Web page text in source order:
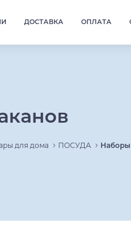
ДОСТАВКА ОПЛАТА
для дома ПОСУДА Наборы